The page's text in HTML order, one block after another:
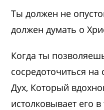
Ты должен не
должен думать о
Когда ты
сосредоточиться на
Дух, Который
истолковывает его